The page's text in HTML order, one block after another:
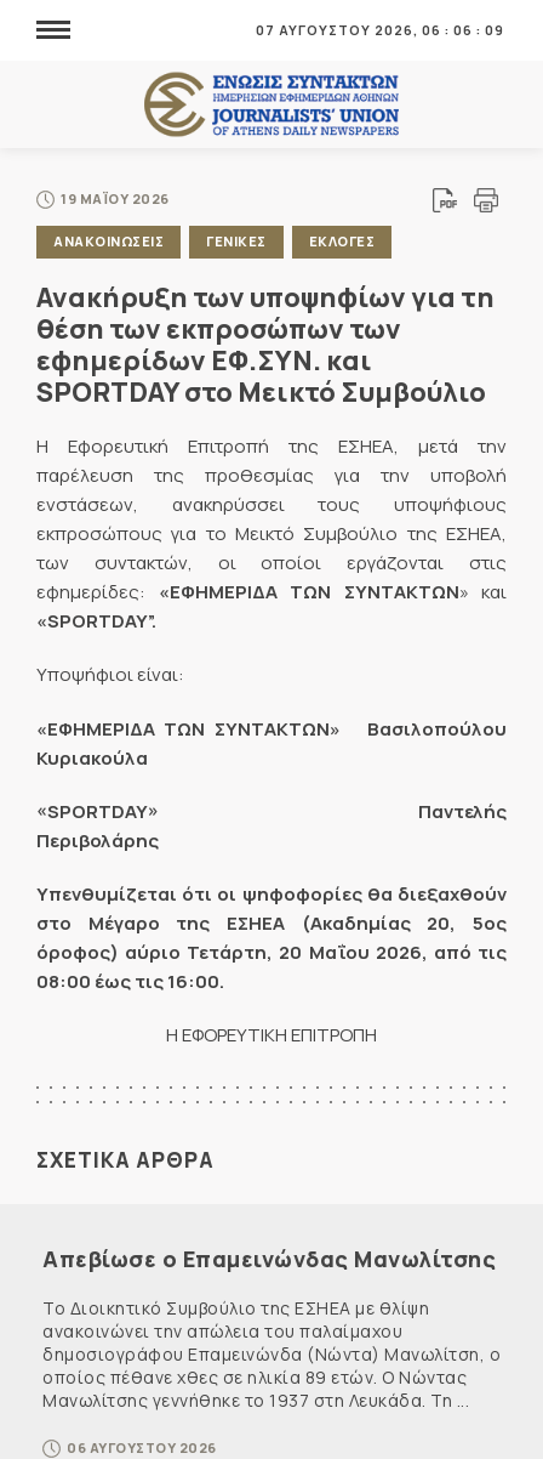
07 ΑΥΓΟΥΣΤΟΥ 2026, 06 : 06 : 10
19 ΜΑΪΟΥ 2026
ΑΝΑΚΟΙΝΩΣΕΙΣ ΓΕΝΙΚΕΣ ΕΚΛΟΓΕΣ
Ανακήρυξη των υποψηφίων για τη
θέση των εκπροσώπων των
εφημερίδων ΕΦ.ΣΥΝ. και
SPORTDAY στο Μεικτό Συμβούλιο
Η Εφορευτική Επιτροπή της ΕΣΗΕΑ, μετά την
παρέλευση της προθεσμίας για την υποβολή
ενστάσεων, ανακηρύσσει τους υποψήφιους
εκπροσώπους για το Μεικτό Συμβούλιο της ΕΣΗΕΑ,
των συντακτών, οι οποίοι εργάζονται στις
εφημερίδες: «ΕΦΗΜΕΡΙΔΑ ΤΩΝ ΣΥΝΤΑΚΤΩΝ» και
«SPORTDAY”.
Υποψήφιοι είναι:
«ΕΦΗΜΕΡΙΔΑ ΤΩΝ ΣΥΝΤΑΚΤΩΝ» Βασιλοπούλου
Κυριακούλα
«SPORTDAY» Παντελής
Περιβολάρης
Υπενθυμίζεται ότι οι ψηφοφορίες θα διεξαχθούν
στο Μέγαρο της ΕΣΗΕΑ (Ακαδημίας 20, 5ος
όροφος) αύριο Τετάρτη, 20 Μαΐου 2026, από τις
08:00 έως τις 16:00.
Η ΕΦΟΡΕΥΤΙΚΗ ΕΠΙΤΡΟΠΗ
ΣΧΕΤΙΚΑ ΑΡΘΡΑ
Απεβίωσε ο Επαμεινώνδας Μανωλίτσης
Το Διοικητικό Συμβούλιο της ΕΣΗΕΑ με θλίψη
ανακοινώνει την απώλεια του παλαίμαχου
δημοσιογράφου Επαμεινώνδα (Νώντα) Μανωλίτση, ο
οποίος πέθανε χθες σε ηλικία 89 ετών. Ο Νώντας
Μανωλίτσης γεννήθηκε το 1937 στη Λευκάδα. Τη ...
06 ΑΥΓΟΥΣΤΟΥ 2026